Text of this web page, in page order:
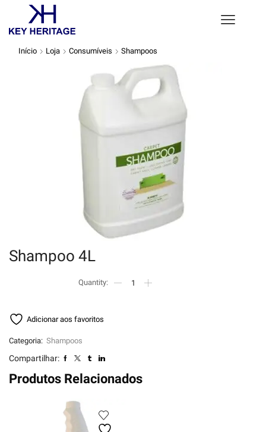
Início Loja Consumíveis Shampoos
Shampoo 4L
Adicionar aos favoritos
Categoria: Shampoos
Compartilhar:
Produtos Relacionados